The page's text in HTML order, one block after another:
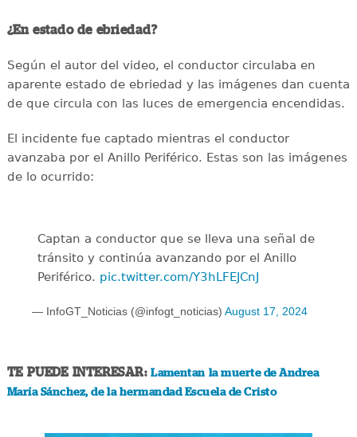
¿En estado de ebriedad?
Según el autor del video, el conductor circulaba en
aparente estado de ebriedad y las imágenes dan cuenta
de que circula con las luces de emergencia encendidas.
El incidente fue captado mientras el conductor
avanzaba por el Anillo Periférico. Estas son las imágenes
de lo ocurrido:
Captan a conductor que se lleva una señal de
tránsito y continúa avanzando por el Anillo
Periférico. pic.twitter.com/Y3hLFEJCnJ
— InfoGT_Noticias (@infogt_noticias) August 17, 2024
TE PUEDE INTERESAR:Lamentan la muerte de Andrea
María Sánchez, de la hermandad Escuela de Cristo